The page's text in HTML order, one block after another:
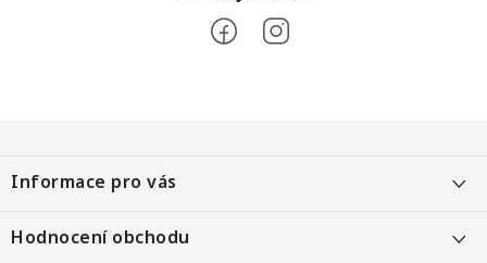
á
p
a
Informace pro vás
Objednání po telefonu
Hodnocení obchodu